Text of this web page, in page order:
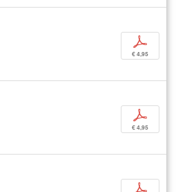
p
€ 4,95
p
€ 4,95
p